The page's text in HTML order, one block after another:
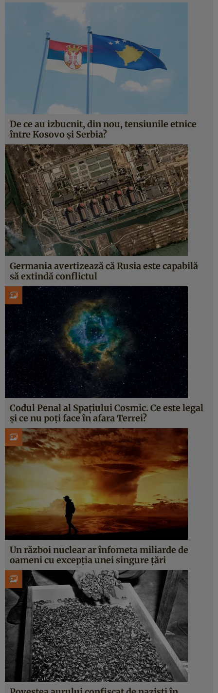
De ce au izbucnit, din nou, tensiunile etnice
între Kosovo și Serbia?
Germania avertizează că Rusia este capabilă
să extindă conflictul
Codul Penal al Spațiului Cosmic. Ce este legal
și ce nu poți face în afara Terrei?
Un război nuclear ar înfometa miliarde de
oameni cu excepția unei singure țări